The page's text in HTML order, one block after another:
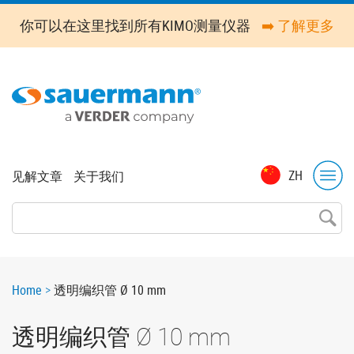
Skip
main
你可以在这里找到所有KIMO测量仪器 ➡️ 了解更多
ZH
Top
见解文章 关于我们
Breadcrumb
Home 透明编织管 Ø 10 mm
透明编织管 Ø 10 mm